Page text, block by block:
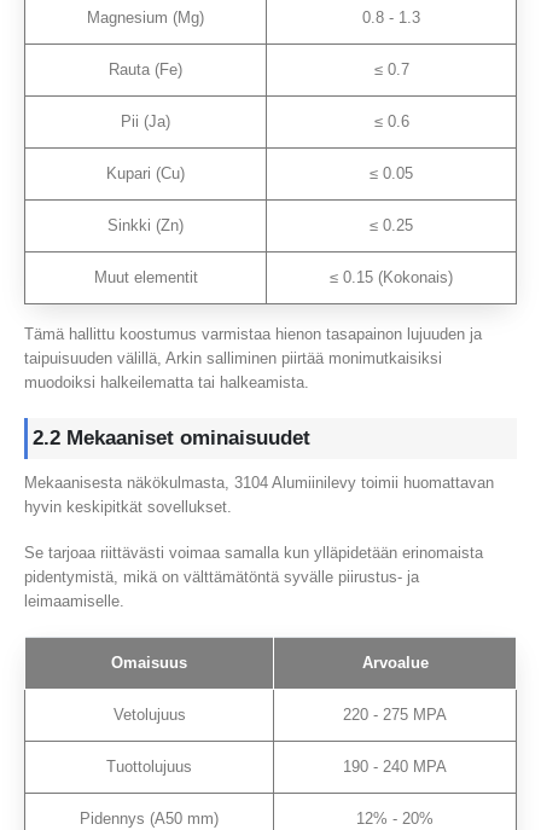
Magnesium (Mg) 0.8 - 1.3
Rauta (Fe) ≤ 0.7
Pii (Ja) ≤ 0.6
Kupari (Cu) ≤ 0.05
Sinkki (Zn) ≤ 0.25
Muut elementit ≤ 0.15 (Kokonais)
Tämä hallittu koostumus varmistaa hienon tasapainon lujuuden ja
taipuisuuden välillä, Arkin salliminen piirtää monimutkaisiksi
muodoiksi halkeilematta tai halkeamista.
2.2 Mekaaniset ominaisuudet
Mekaanisesta näkökulmasta, 3104 Alumiinilevy toimii huomattavan
hyvin keskipitkät sovellukset.
Se tarjoaa riittävästi voimaa samalla kun ylläpidetään erinomaista
pidentymistä, mikä on välttämätöntä syvälle piirustus- ja
leimaamiselle.
Omaisuus Arvoalue
Vetolujuus 220 - 275 MPA
Tuottolujuus 190 - 240 MPA
Pidennys (A50 mm) 12% - 20%